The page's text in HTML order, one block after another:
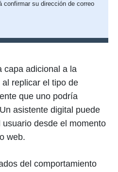
confirmar su dirección de correo
capa adicional a la
replicar el tipo de
que uno podría
asistente digital puede
desde el momento
web.
del comportamiento